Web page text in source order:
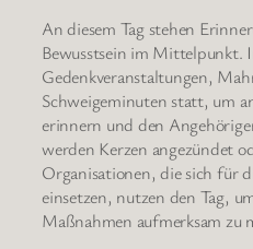
An diesem Tag stehen
Bewusstsein im Mittelpunkt.
Gedenkveranstaltungen,
Schweigeminuten statt, um
erinnern und den
werden Kerzen angezündet
Organisationen, die sich für
einsetzen, nutzen den Tag,
Maßnahmen aufmerksam zu